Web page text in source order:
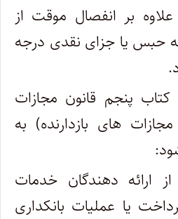
بر انفصال موقت از
حبس یا جزای نقدی درجه
(۷۱۱) کتاب پنجم قانون مجازات
های بازدارنده) به
یک از ارائه دهندگان خدمات
یا عملیات بانکداری